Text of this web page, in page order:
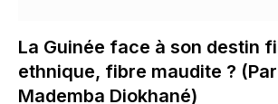
La Guinée face à son destin
ethnique, fibre maudite ?
Mademba Diokhané)